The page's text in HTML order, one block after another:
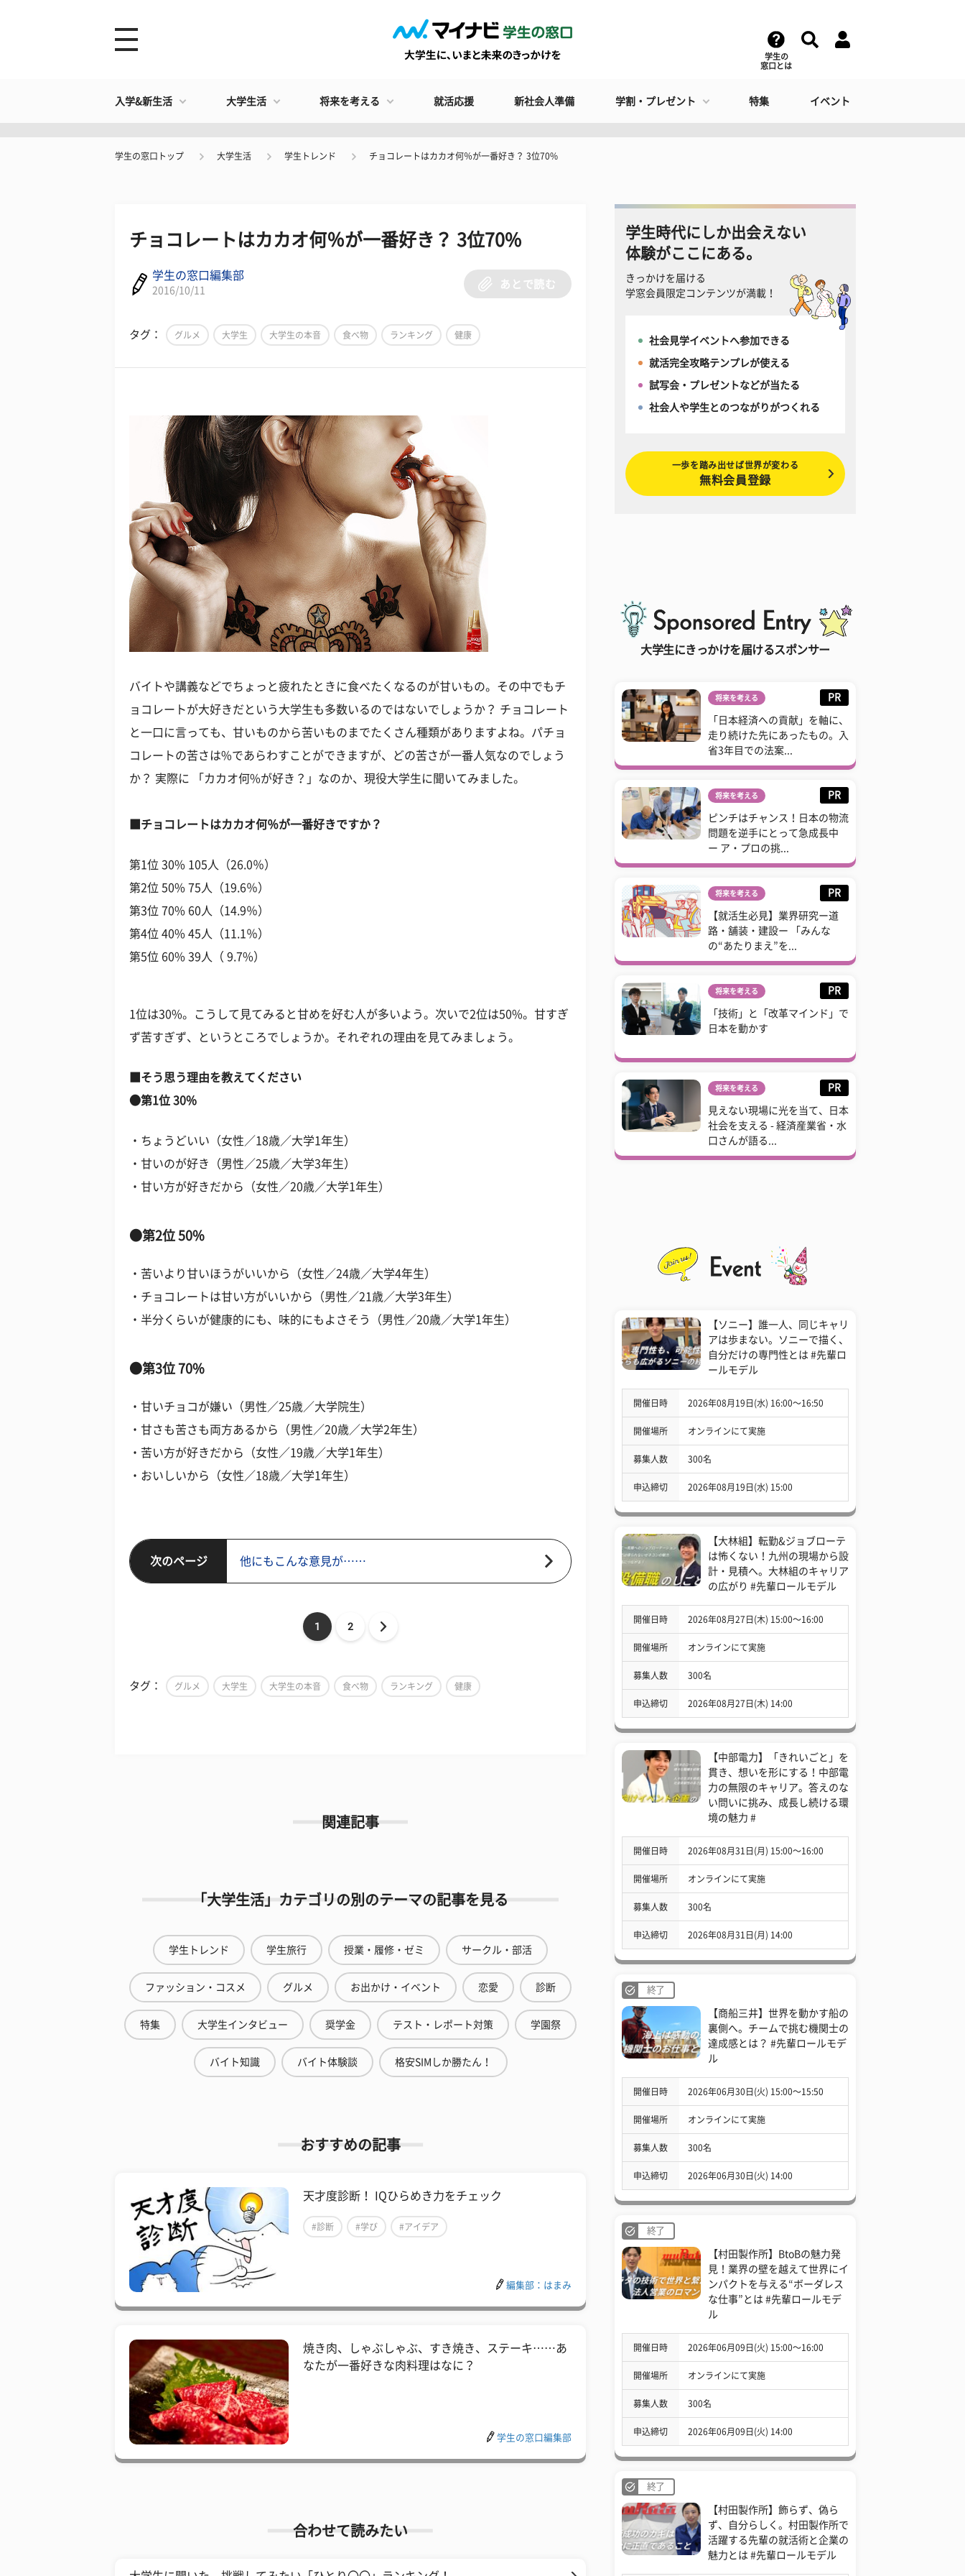
学生の
窓口とは
入学&新生活 大学生活 将来を考える 就活応援 新社会人準備 学割・プレゼント 特集 イベント
学生の窓口トップ 大学生活 学生トレンド チョコレートはカカオ何％が一番好き？ 3位70%
チョコレートはカカオ何％が一番好き？ 3位70%
学生の窓口編集部
2016/10/11
あとで読む
タグ： グルメ 大学生 大学生の本音 食べ物 ランキング 健康
バイトや講義などでちょっと疲れたときに食べたくなるのが甘いもの。その中でもチ
ョコレートが大好きだという大学生も多数いるのではないでしょうか？ チョコレート
と一口に言っても、甘いものから苦いものまでたくさん種類がありますよね。パチョ
コレートの苦さは%であらわすことができますが、どの苦さが一番人気なのでしょう
か？ 実際に 「カカオ何%が好き？」なのか、現役大学生に聞いてみました。
■チョコレートはカカオ何％が一番好きですか？
第1位 30% 105人（26.0％）
第2位 50% 75人（19.6％）
第3位 70% 60人（14.9％）
第4位 40% 45人（11.1％）
第5位 60% 39人（ 9.7%）
1位は30%。こうして見てみると甘めを好む人が多いよう。次いで2位は50%。甘すぎ
ず苦すぎず、というところでしょうか。それぞれの理由を見てみましょう。
■そう思う理由を教えてください
●第1位 30%
・ちょうどいい（女性／18歳／大学1年生）
・甘いのが好き（男性／25歳／大学3年生）
・甘い方が好きだから（女性／20歳／大学1年生）
●第2位 50%
・苦いより甘いほうがいいから（女性／24歳／大学4年生）
・チョコレートは甘い方がいいから（男性／21歳／大学3年生）
・半分くらいが健康的にも、味的にもよさそう（男性／20歳／大学1年生）
●第3位 70%
・甘いチョコが嫌い（男性／25歳／大学院生）
・甘さも苦さも両方あるから（男性／20歳／大学2年生）
・苦い方が好きだから（女性／19歳／大学1年生）
・おいしいから（女性／18歳／大学1年生）
次のページ 他にもこんな意見が……
1 2
タグ： グルメ 大学生 大学生の本音 食べ物 ランキング 健康
関連記事
「大学生活」カテゴリの別のテーマの記事を見る
学生トレンド 学生旅行 授業・履修・ゼミ サークル・部活
ファッション・コスメ グルメ お出かけ・イベント 恋愛 診断
特集 大学生インタビュー 奨学金 テスト・レポート対策 学園祭
バイト知識 バイト体験談 格安SIMしか勝たん！
おすすめの記事
天才度診断！ IQひらめき力をチェック
#診断 #学び #アイデア
編集部：はまみ
焼き肉、しゃぶしゃぶ、すき焼き、ステーキ……あ
なたが一番好きな肉料理はなに？
学生の窓口編集部
合わせて読みたい
学生時代にしか出会えない
体験がここにある。
きっかけを届ける
学窓会員限定コンテンツが満載！
社会見学イベントへ参加できる
就活完全攻略テンプレが使える
試写会・プレゼントなどが当たる
社会人や学生とのつながりがつくれる
一歩を踏み出せば世界が変わる
無料会員登録
大学生にきっかけを届けるスポンサー
将来を考える PR
「日本経済への貢献」を軸に、
走り続けた先にあったもの。入
省3年目での法案...
将来を考える PR
ピンチはチャンス！日本の物流
問題を逆手にとって急成長中
ー ア・プロの挑...
将来を考える PR
【就活生必見】業界研究ー道
路・舗装・建設ー 「みんな
の“あたりまえ”を...
将来を考える PR
「技術」と「改革マインド」で
日本を動かす
将来を考える PR
見えない現場に光を当て、日本
社会を支える - 経済産業省・水
口さんが語る...
【ソニー】誰一人、同じキャリ
アは歩まない。ソニーで描く、
自分だけの専門性とは #先輩ロ
ールモデル
開催日時 2026年08月19日(水) 16:00〜16:50
開催場所 オンラインにて実施
募集人数 300名
申込締切 2026年08月19日(水) 15:00
【大林組】転勤&ジョブローテ
は怖くない！九州の現場から設
計・見積へ。大林組のキャリア
の広がり #先輩ロールモデル
開催日時 2026年08月27日(木) 15:00〜16:00
開催場所 オンラインにて実施
募集人数 300名
申込締切 2026年08月27日(木) 14:00
【中部電力】「きれいごと」を
貫き、想いを形にする！中部電
力の無限のキャリア。答えのな
い問いに挑み、成長し続ける環
境の魅力 #
開催日時 2026年08月31日(月) 15:00〜16:00
開催場所 オンラインにて実施
募集人数 300名
申込締切 2026年08月31日(月) 14:00
終了
【商船三井】世界を動かす船の
裏側へ。チームで挑む機関士の
達成感とは？ #先輩ロールモデ
ル
開催日時 2026年06月30日(火) 15:00〜15:50
開催場所 オンラインにて実施
募集人数 300名
申込締切 2026年06月30日(火) 14:00
終了
【村田製作所】BtoBの魅力発
見！業界の壁を越えて世界にイ
ンパクトを与える“ボーダレス
な仕事”とは #先輩ロールモデ
ル
開催日時 2026年06月09日(火) 15:00〜16:00
開催場所 オンラインにて実施
募集人数 300名
申込締切 2026年06月09日(火) 14:00
終了
【村田製作所】飾らず、偽ら
ず、自分らしく。村田製作所で
活躍する先輩の就活術と企業の
魅力とは #先輩ロールモデル